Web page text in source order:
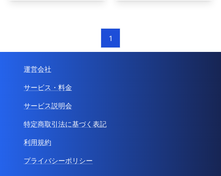
1
運営会社
サービス・料金
サービス説明会
特定商取引法に基づく表記
利用規約
プライバシーポリシー